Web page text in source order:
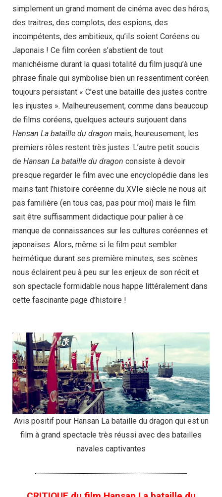
simplement un grand moment de cinéma avec des héros,
des traitres, des complots, des espions, des
incompétents, des ambitieux, qu’ils soient Coréens ou
Japonais ! Ce film coréen s’abstient de tout
manichéisme durant la quasi totalité du film jusqu’à une
phrase finale qui symbolise bien un ressentiment coréen
toujours persistant « C’est une bataille des justes contre
les injustes ». Malheureusement, comme dans beaucoup
de films coréens, quelques acteurs surjouent dans
Hansan La bataille du dragon mais, heureusement, les
premiers rôles restent très justes. L’autre petit soucis
de Hansan La bataille du dragon consiste à devoir
presque regarder le film avec une encyclopédie dans les
mains tant l’histoire coréenne du XVIe siècle ne nous ait
pas familière (en tous cas, pas pour moi) mais le film
sait être suffisamment didactique pour palier à ce
manque de connaissances sur les cultures coréennes et
japonaises. Alors, même si le film peut sembler
hermétique durant ses première minutes, ses scènes
nous éclairent peu à peu sur les enjeux de son récit et
son spectacle formidable nous happe littéralement dans
cette fascinante page d’histoire !
Avis positif pour Hansan La bataille du dragon qui est un
film à grand spectacle très réussi avec des batailles
navales captivantes